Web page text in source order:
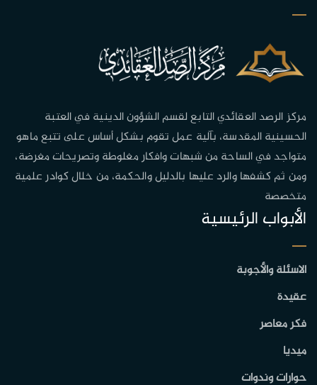
مركز الرصد العقائدي التابع لقسم الشؤون الدينية في العتبة
الحسينية المقدسة، بآلية عمل تقوم بشكل أساس على تتبع ماهو
متواجد في الساحة من شبهات وافكار مغلوطة وتصريحات مغرضة،
ومن ثم كشفها والرد عليها بالدليل والحكمة، من خلال كوادر علمية
متخصصة
الأبواب الرئيسية
الاسئلة والأجوبة
عقيدة
فكر معاصر
ميديا
حوارات وندوات